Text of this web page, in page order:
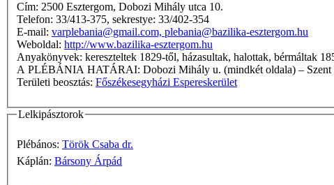
Cím: 2500 Esztergom, Dobozi Mihály utca 10.
Telefon: 33/413-375, sekrestye: 33/402-354
E-mail: varplebania@gmail.com, plebania@bazilika-esztergom.hu
Weboldal: http://www.bazilika-esztergom.hu
Anyakönyvek: kereszteltek 1829-től, házasultak, halottak, bérmáltak
A PLÉBÁNIA HATÁRAI: Dobozi Mihály u.
Területi beosztás: Főszékesegyházi Espereskerület
Lelkipásztorok
Plébános: Török Csaba dr.
Káplán: Bársony Árpád